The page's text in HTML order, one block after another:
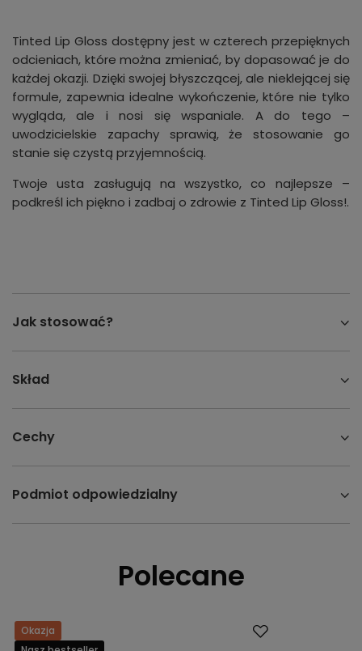
Tinted Lip Gloss dostępny jest w czterech przepięknych
odcieniach, które można zmieniać, by dopasować je do
każdej okazji. Dzięki swojej błyszczącej, ale nieklejącej się
formule, zapewnia idealne wykończenie, które nie tylko
wygląda, ale i nosi się wspaniale. A do tego –
uwodzicielskie zapachy sprawią, że stosowanie go
stanie się czystą przyjemnością.
Twoje usta zasługują na wszystko, co najlepsze –
podkreśl ich piękno i zadbaj o zdrowie z Tinted Lip Gloss!.
Jak stosować?
Skład
Cechy
Podmiot odpowiedzialny
Polecane
Okazja